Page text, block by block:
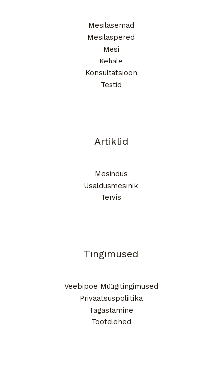
Mesilasemad
Mesilaspered
Mesi
Kehale
Konsultatsioon
Testid
Artiklid
Mesindus
Usaldusmesinik
Tervis
Tingimused
Veebipoe Müügitingimused
Privaatsuspoliitika
Tagastamine
Tootelehed